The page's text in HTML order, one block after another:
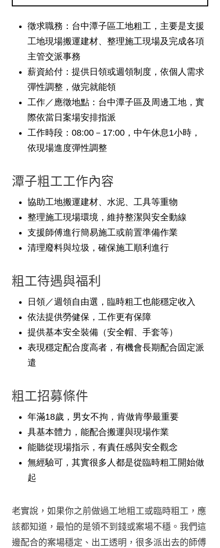
徵求職務 ：台中潭子區工地粗工，主要是支援
工地現場搬運建材、整理施工現場及完成各項
主管交派事務
薪資給付 ：提供日領或週領制度，依個人需求
彈性調整，做完就能領
工作／應徵地點 ：台中潭子區及周邊工地，實
際依當日案場安排指派
工作時段 ：08:00－17:00，中午休息1小時，
依現場進度彈性調整
潭子粗工工作內容
協助工地搬運建材、水泥、工具等重物
整理施工現場環境，維持整潔與安全動線
支援師傅進行簡易施工或前置準備作業
清理廢料與垃圾，確保施工順利進行
粗工待遇與福利
日領／週領自由選，臨時粗工也能穩定收入
依法提供勞健保，工作更有保障
提供基本安全裝備（安全帽、手套等）
表現穩定配合度高者，有機會長期配合固定派
遣
粗工招募條件
年滿18歲，男女不拘，肯做肯學最重要
具基本體力，能配合搬運與現場作業
能聽從現場指示，有責任感與安全觀念
無經驗可，其實很多人都是從臨時粗工開始做
起
老實說，如果你之前做過工地粗工或臨時粗工，應
該都知道，最怕的是領不到錢或案場不穩。我們這
邊配合的案場穩定、出工透明，很多派出去的師傅